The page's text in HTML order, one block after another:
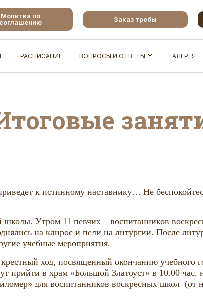
Молитва по
соглашению
Заказ требы
РАСПИСАНИЕ ВОПРОСЫ И ОТВЕТЫ ГАЛЕРЕЯ
к истинному наставнику… Не
Утром 11 певчих – воспитанников
на клирос и пели на литургии. После
учебные мероприятия.
ход, посвященный окончанию учебного
прийти в храм «Большой Златоуст» в 10.00
для воспитанников воскресных школ (от